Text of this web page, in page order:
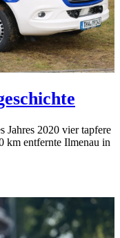
Jahres 2020 vier tapfere
km entfernte Ilmenau in